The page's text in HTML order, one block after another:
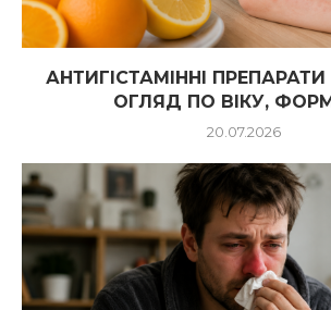
АНТИГІСТАМІННІ
ОГЛЯД ПО ВІКУ,
20.07.2026